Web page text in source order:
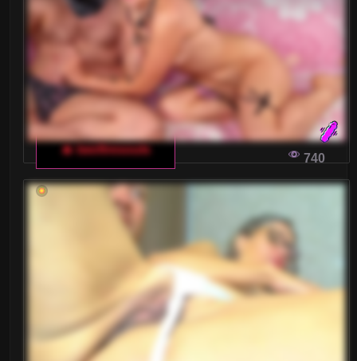
🔥 twofiresouls
740